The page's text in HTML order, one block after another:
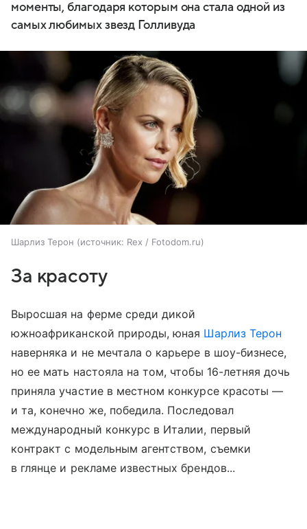
моменты, благодаря которым она стала одной из
самых любимых звезд Голливуда
Шарлиз Терон источник: Rex / Fotodom.ru
За красоту
Выросшая на ферме среди дикой
южноафриканской природы, юная Шарлиз Терон
наверняка и не мечтала о карьере в шоу-бизнесе,
но ее мать настояла на том, чтобы 16-летняя дочь
приняла участие в местном конкурсе красоты —
и та, конечно же, победила. Последовал
международный конкурс в Италии, первый
контракт с модельным агентством, съемки
в глянце и рекламе известных брендов...